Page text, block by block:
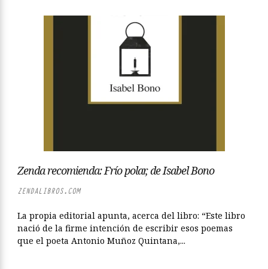
Zenda recomienda: Frío polar, de Isabel Bono
ZENDALIBROS.COM
La propia editorial apunta, acerca del libro: “Este libro
nació de la firme intención de escribir esos poemas
que el poeta Antonio Muñoz Quintana,...